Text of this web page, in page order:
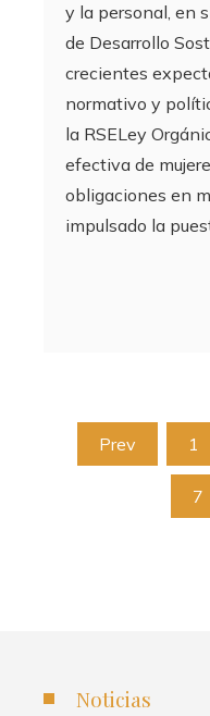
y la personal, en
de Desarrollo
crecientes
normativo y
la RSELey
efectiva de
obligaciones en
impulsado la
Prev 1
7
Noticias